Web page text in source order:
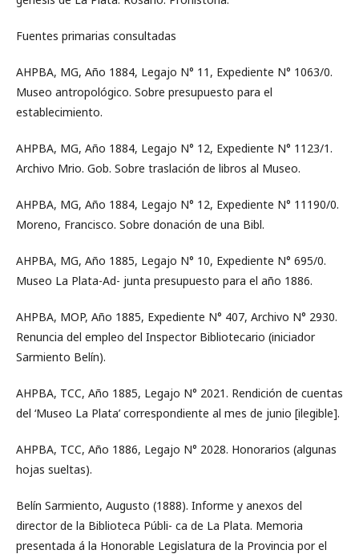
Fuentes primarias consultadas
AHPBA, MG, Año 1884, Legajo N° 11, Expediente N° 1063/0.
Museo antropológico. Sobre presupuesto para el
establecimiento.
AHPBA, MG, Año 1884, Legajo N° 12, Expediente N° 1123/1.
Archivo Mrio. Gob. Sobre traslación de libros al Museo.
AHPBA, MG, Año 1884, Legajo N° 12, Expediente N° 11190/0.
Moreno, Francisco. Sobre donación de una Bibl.
AHPBA, MG, Año 1885, Legajo N° 10, Expediente N° 695/0.
Museo La Plata-Ad- junta presupuesto para el año 1886.
AHPBA, MOP, Año 1885, Expediente N° 407, Archivo N° 2930.
Renuncia del empleo del Inspector Bibliotecario (iniciador
Sarmiento Belín).
AHPBA, TCC, Año 1885, Legajo N° 2021. Rendición de cuentas
del ‘Museo La Plata’ correspondiente al mes de junio [ilegible].
AHPBA, TCC, Año 1886, Legajo N° 2028. Honorarios (algunas
hojas sueltas).
Belín Sarmiento, Augusto (1888). Informe y anexos del
director de la Biblioteca Públi- ca de La Plata. Memoria
presentada á la Honorable Legislatura de la Provincia por el